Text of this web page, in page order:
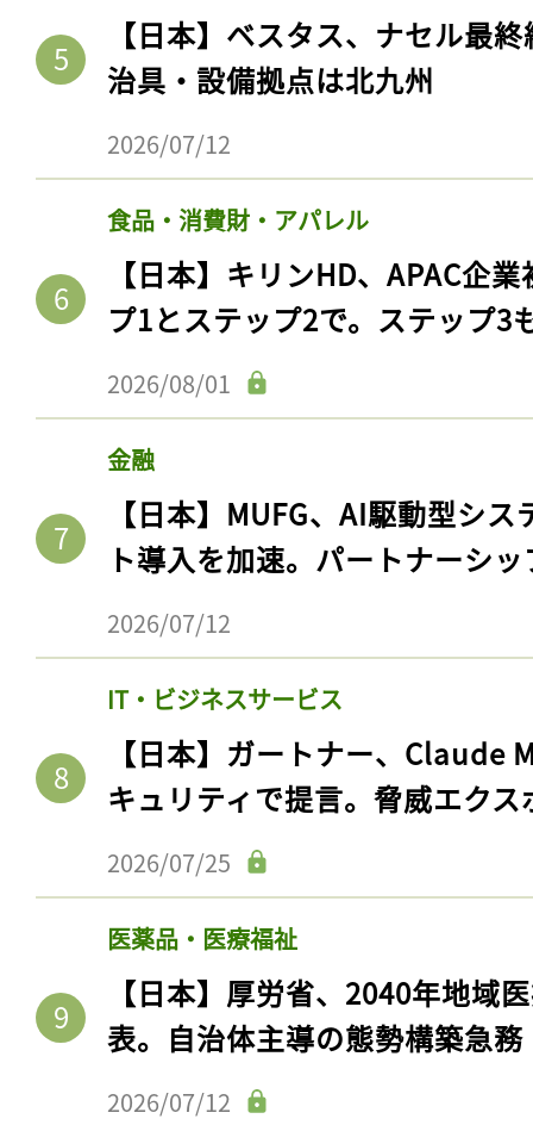
【日本】ベスタス、ナセル最
治具・設備拠点は北九州
2026/07/12
食品・消費財・アパレル
【日本】キリンHD、APAC企
プ1とステップ2で。ステップ3
2026/08/01
金融
【日本】MUFG、AI駆動型シ
ト導入を加速。パートナーシ
2026/07/12
IT・ビジネスサービス
【日本】ガートナー、Claude
キュリティで提言。脅威エク
2026/07/25
医薬品・医療福祉
【日本】厚労省、2040年地域
表。自治体主導の態勢構築急務
2026/07/12